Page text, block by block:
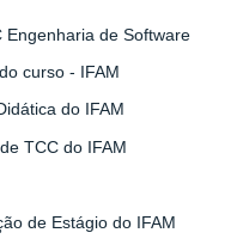
Engenharia de Software
curso - IFAM
do IFAM
TCC do IFAM
de Estágio do IFAM